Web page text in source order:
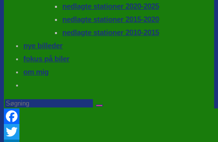
nedlagte stationer 2020-2025
nedlagte stationer 2015-2020
nedlagte stationer 2010-2015
nye billeder
fokus på biler
om mig
website
Search
this
website
Facebook